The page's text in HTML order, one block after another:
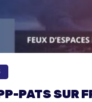
PATS SUR